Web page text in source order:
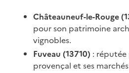
Châteauneuf-le-Rouge
pour son patrimoine
vignobles.
Fuveau (13710) :
provençal et ses